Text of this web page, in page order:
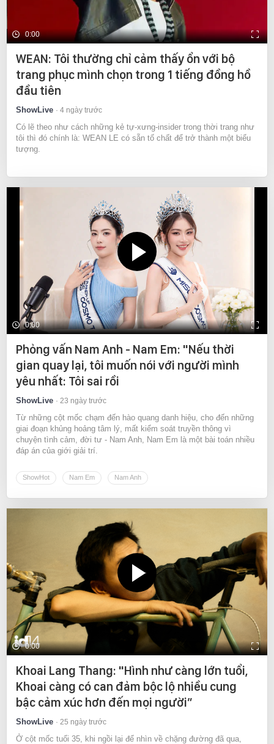
0:00
WEAN: Tôi thường chỉ cảm thấy ổn với bộ
trang phục mình chọn trong 1 tiếng đồng hồ
đầu tiên
ShowLive 4 ngày trước
Có lẽ theo như cách những kẻ tự-xưng-insider trong thời trang như
tôi thì đó chính là: WEAN LE có sẵn tố chất để trở thành một biểu
tượng.
0:00
Phỏng vấn Nam Anh - Nam Em: "Nếu thời
gian quay lại, tôi muốn nói với người mình
yêu nhất: Tôi sai rồi
ShowLive 23 ngày trước
Từ những cột mốc chạm đến hào quang danh hiệu, cho đến những
giai đoạn khủng hoảng tâm lý, mất kiểm soát truyền thông vì
chuyện tình cảm, đời tư - Nam Anh, Nam Em là một bài toán nhiều
đáp án của giới giải trí.
ShowHot Nam Em Nam Anh
0:00
Khoai Lang Thang: "Hình như càng lớn tuổi,
Khoai càng có can đảm bộc lộ nhiều cung
bậc cảm xúc hơn đến mọi người”
ShowLive 25 ngày trước
Ở cột mốc tuổi 35, khi ngồi lại để nhìn về chặng đường đã qua,